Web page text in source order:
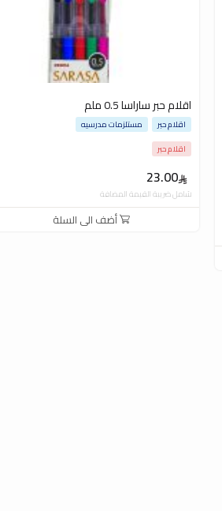
اقلام حبر ساراسا 0.5 ملم
23.00
اقلام حبر
مستلزمات مدرسيه
اقلام حبر
شامل ضريبة القيمة المضافة
أضف الى السلة